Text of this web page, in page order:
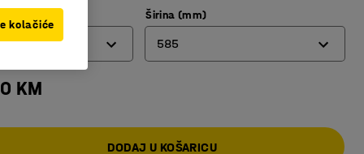
Širina (mm)
585
KM
DODAJ U KOŠARICU
kolačiće